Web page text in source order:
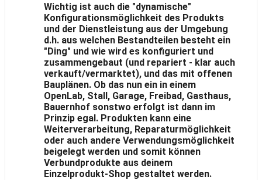
Wichtig ist auch die "dynamische"
Konfigurationsmöglichkeit des Produkts
und der Dienstleistung aus der Umgebung
d.h. aus welchen Bestandteilen besteht ein
"Ding" und wie wird es konfiguriert und
zusammengebaut (und repariert - klar auch
verkauft/vermarktet), und das mit offenen
Bauplänen. Ob das nun ein in einem
OpenLab, Stall, Garage, Freibad, Gasthaus,
Bauernhof sonstwo erfolgt ist dann im
Prinzip egal. Produkten kann eine
Weiterverarbeitung, Reparaturmöglichkeit
oder auch andere Verwendungsmöglichkeit
beigelegt werden und somit können
Verbundprodukte aus deinem
Einzelprodukt-Shop gestaltet werden.